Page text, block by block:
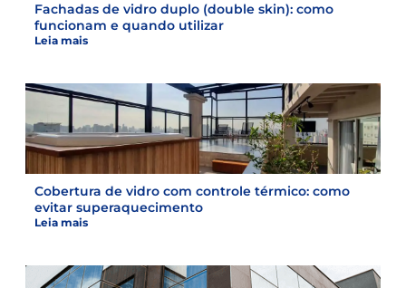
Fachadas de vidro duplo (double skin): como
funcionam e quando utilizar
Leia mais
Cobertura de vidro com controle térmico: como
evitar superaquecimento
Leia mais